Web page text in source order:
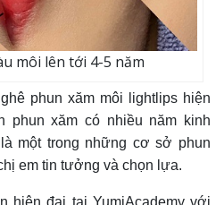
môi lên tới 4-5 năm
phun xăm môi lightlips hiện
phun xăm có nhiều năm kinh
một trong những cơ sở phun
em tin tưởng và chọn lựa.